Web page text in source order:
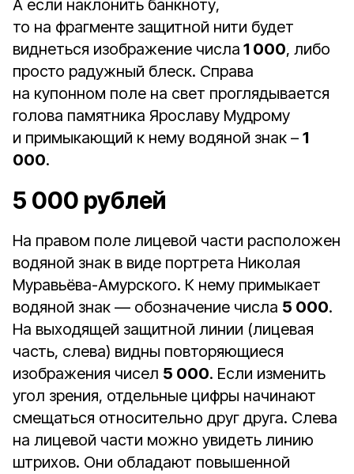
А если наклонить банкноту,
то на фрагменте защитной нити будет
виднеться изображение числа 1 000, либо
просто радужный блеск. Справа
на купонном поле на свет проглядывается
голова памятника Ярославу Мудрому
и примыкающий к нему водяной знак – 1
000.
5 000 рублей
На правом поле лицевой части расположен
водяной знак в виде портрета Николая
Муравьёва-Амурского. К нему примыкает
водяной знак — обозначение числа 5 000.
На выходящей защитной линии (лицевая
часть, слева) видны повторяющиеся
изображения чисел 5 000. Если изменить
угол зрения, отдельные цифры начинают
смещаться относительно друг друга. Слева
на лицевой части можно увидеть линию
штрихов. Они обладают повышенной